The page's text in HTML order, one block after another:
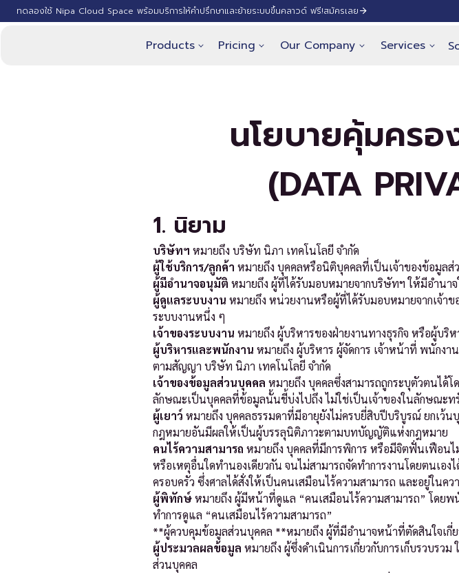
ทดลองใช้ Nipa Cloud Space พร้อมบริการให้คำปรึกษาและย้ายระบบขึ้นคลาวด์ ฟรี!สมัครเลย
Products Pricing Our Company Services
นโยบายคุ้มคร
(DATA
1. นิยาม
บริษัทฯ หมายถึง บริษัท นิภา เทคโนโลยี จำกัด
ผู้ใช้บริการ/ลูกค้า หมายถึง บุคคลหรือนิติบุคคลที่เป็นเจ้าของข้อมูลส่
ผู้มีอำนาจอนุมัติ หมายถึง ผู้ที่ได้รับมอบหมายจากบริษัทฯ ให้มีอำนา
ผู้ดูแลระบบงาน หมายถึง หน่วยงานหรือผู้ที่ได้รับมอบหมายจากเจ้า
ระบบงานหนึ่ง ๆ
เจ้าของระบบงาน หมายถึง ผู้บริหารของฝ่ายงานทางธุรกิจ หรือผู้บ
ผู้บริหารและพนักงาน หมายถึง ผู้บริหาร ผู้จัดการ เจ้าหน้าที่ พนักงา
ตามสัญญา บริษัท นิภา เทคโนโลยี จำกัด
เจ้าของข้อมูลส่วนบุคคล หมายถึง บุคคลซึ่งสามารถถูกระบุตัวตนได้
ลักษณะเป็นบุคคลที่ข้อมูลนั้นชี้บ่งไปถึง ไม่ใช่เป็นเจ้าของในลักษณะ
ผู้เยาว์ หมายถึง บุคคลธรรมดาที่มีอายุยังไม่ครบยี่สิบปีบริบูรณ์ ยกเว้
กฎหมายอันมีผลให้เป็นผู้บรรลุนิติภาวะตามบทบัญญัติแห่งกฎหมาย
คนไร้ความสามารถ หมายถึง บุคคลที่มีการพิการ หรือมีจิตฟั่นเฟือน
หรือเหตุอื่นใดทำนองเดียวกัน จนไม่สามารถจัดทำการงานโดยตนเอ
ครอบครัว ซึ่งศาลได้สั่งให้เป็นคนเสมือนไร้ความสามารถ และอยู่ใน
ผู้พิทักษ์หมายถึง ผู้มีหน้าที่ดูแล “คนเสมือนไร้ความสามารถ” โดย
ทำการดูแล “คนเสมือนไร้ความสามารถ”
**ผู้ควบคุมข้อมูลส่วนบุคคล **หมายถึง ผู้ที่มีอำนาจหน้าที่ตัดสินใจเกี่
ผู้ประมวลผลข้อมูล หมายถึง ผู้ซึ่งดำเนินการเกี่ยวกับการเก็บรวบร
ส่วนบุคคล